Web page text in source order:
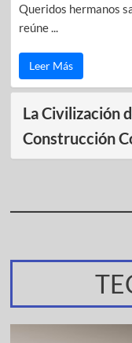
Queridos hermanos
reúne ...
Leer Más
La Civilización
Construcción